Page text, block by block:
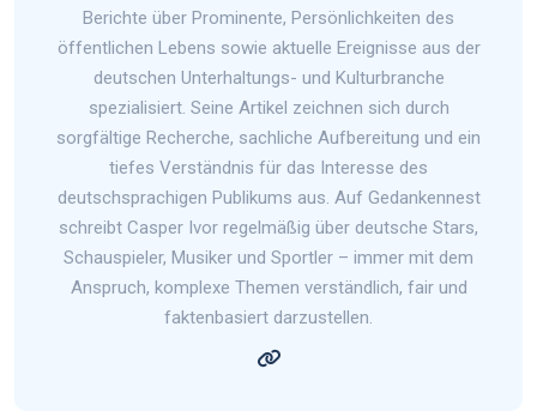
Berichte über Prominente, Persönlichkeiten des
öffentlichen Lebens sowie aktuelle Ereignisse aus der
deutschen Unterhaltungs- und Kulturbranche
spezialisiert. Seine Artikel zeichnen sich durch
sorgfältige Recherche, sachliche Aufbereitung und ein
tiefes Verständnis für das Interesse des
deutschsprachigen Publikums aus. Auf Gedankennest
schreibt Casper Ivor regelmäßig über deutsche Stars,
Schauspieler, Musiker und Sportler – immer mit dem
Anspruch, komplexe Themen verständlich, fair und
faktenbasiert darzustellen.